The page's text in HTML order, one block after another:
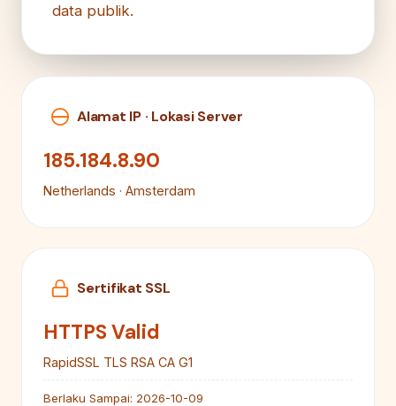
data publik.
Alamat IP · Lokasi Server
185.184.8.90
Netherlands · Amsterdam
Sertifikat SSL
HTTPS Valid
RapidSSL TLS RSA CA G1
Berlaku Sampai: 2026-10-09